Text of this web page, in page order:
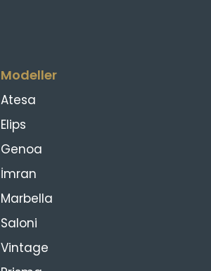
Modeller
Atesa
Elips
Genoa
İmran
Marbella
Saloni
Vintage